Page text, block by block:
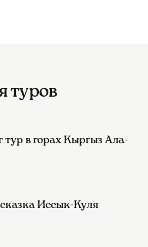
туров
тур в горах Кыргыз Ала-
Иссык-Куля